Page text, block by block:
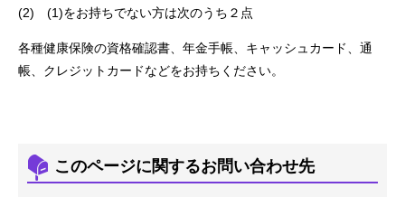
(2) (1)をお持ちでない方は次のうち２点
各種健康保険の資格確認書、年金手帳、キャッシュカード、通
帳、クレジットカードなどをお持ちください。
このページに関するお問い合わせ先